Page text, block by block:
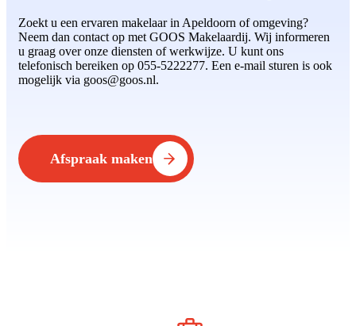
Zoekt u een ervaren makelaar in Apeldoorn of omgeving?
Neem dan contact op met GOOS Makelaardij. Wij informeren
u graag over onze diensten of werkwijze. U kunt ons
telefonisch bereiken op 055-5222277. Een e-mail sturen is ook
mogelijk via goos@goos.nl.
Afspraak maken